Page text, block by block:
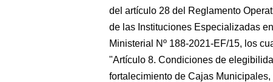
del artículo 28 del Reglamento
de las Instituciones Especializadas
Ministerial Nº 188-2021-EF/15, los
"Artículo 8. Condiciones de
fortalecimiento de Cajas